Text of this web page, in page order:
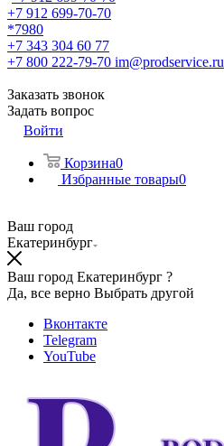
+7 912 699-70-70
*7980
+7 343 304 60 77
+7 800 222-79-70 im@prodservice.ru
Заказать звонок
Задать вопрос
Войти
Корзина0
Избранные товары0
Ваш город
Екатеринбург
Ваш город Екатеринбург ?
Да, все верно Выбрать другой
Вконтакте
Telegram
YouTube